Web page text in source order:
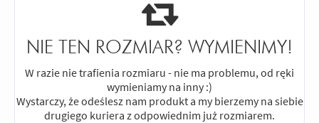
NIE TEN ROZMIAR? WYMIENIMY!
W razie nie trafienia rozmiaru - nie ma problemu, od ręki
wymieniamy na inny :)
Wystarczy, że odeślesz nam produkt a my bierzemy na siebie
drugiego kuriera z odpowiednim już rozmiarem.